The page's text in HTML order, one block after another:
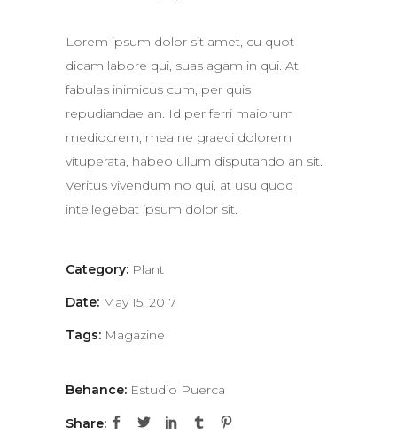
Lorem ipsum dolor sit amet, cu quot
dicam labore qui, suas agam in qui. At
fabulas inimicus cum, per quis
repudiandae an. Id per ferri maiorum
mediocrem, mea ne graeci dolorem
vituperata, habeo ullum disputando an sit.
Veritus vivendum no qui, at usu quod
intellegebat ipsum dolor sit.
Category: Plant
Date: May 15, 2017
Tags: Magazine
Behance: Estudio Puerca
Share: